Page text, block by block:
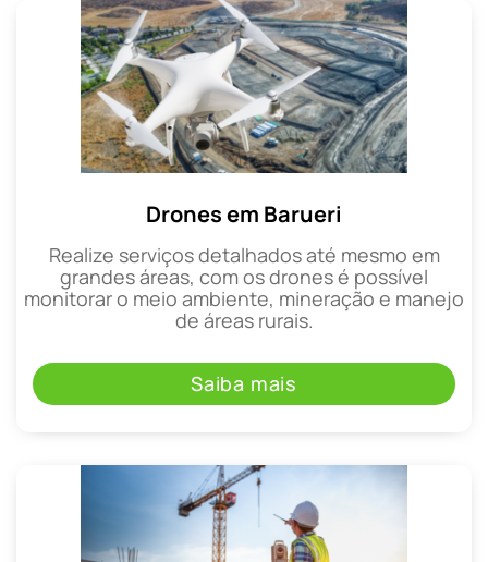
Drones em Barueri
Realize serviços detalhados até mesmo em
grandes áreas, com os drones é possível
monitorar o meio ambiente, mineração e manejo
de áreas rurais.
Saiba mais